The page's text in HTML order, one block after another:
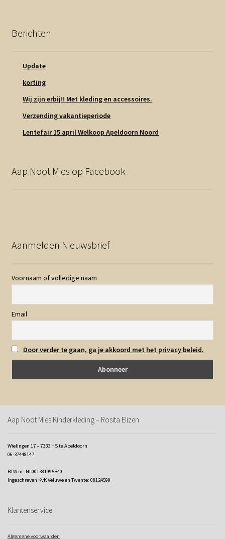
Berichten
Update
korting
Wij zijn erbij!! Met kleding en accessoires.
Verzending vakantieperiode
Lentefair 15 april Welkoop Apeldoorn Noord
Aap Noot Mies op Facebook
Aanmelden Nieuwsbrief
Voornaam of volledige naam
Email
Door verder te gaan, ga je akkoord met het privacy beleid.
Aap Noot Mies Kinderkleding – Rosita Elizen
Wielingen 17 – 7333 HS te Apeldoorn
06-37448147
BTW nr: NL001381995B40
Ingeschreven KvK Veluwe en Twente: 08124599
Klantenservice
Algemene voorwaarden